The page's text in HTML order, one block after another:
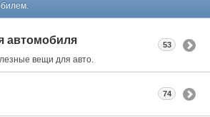
автомобиля
вещи для авто.
53
74